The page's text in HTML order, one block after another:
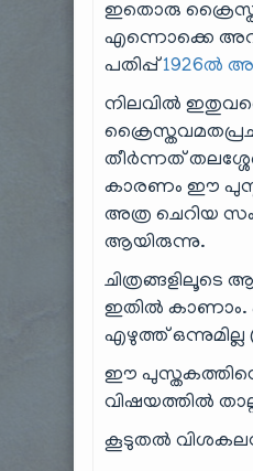
ഇതൊരു ക്രൈസ്തവ
എന്നൊക്കെ
പതിപ്പ്1926ൽ
നിലവിൽ
തീർന്നത്
കാരണം ഈ
അത്ര ചെറിയ
ആയിരുന്നു.
ഇതിൽ കാണാം.
എഴുത്ത്
ഈ
വിഷയത്തിൽ
കൂടുതൽ